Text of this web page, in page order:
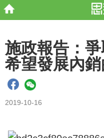
施政報告：
希望發展內
2019-10-16